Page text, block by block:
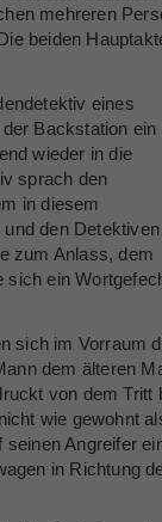
mehreren
beiden
eines
Backstation ein
wieder in die
sprach den
in diesem
den Detektiven
zum Anlass, dem
sich ein
sich im Vorraum
dem älteren
von dem Tritt
wie gewohnt
Angreifer
in Richtung